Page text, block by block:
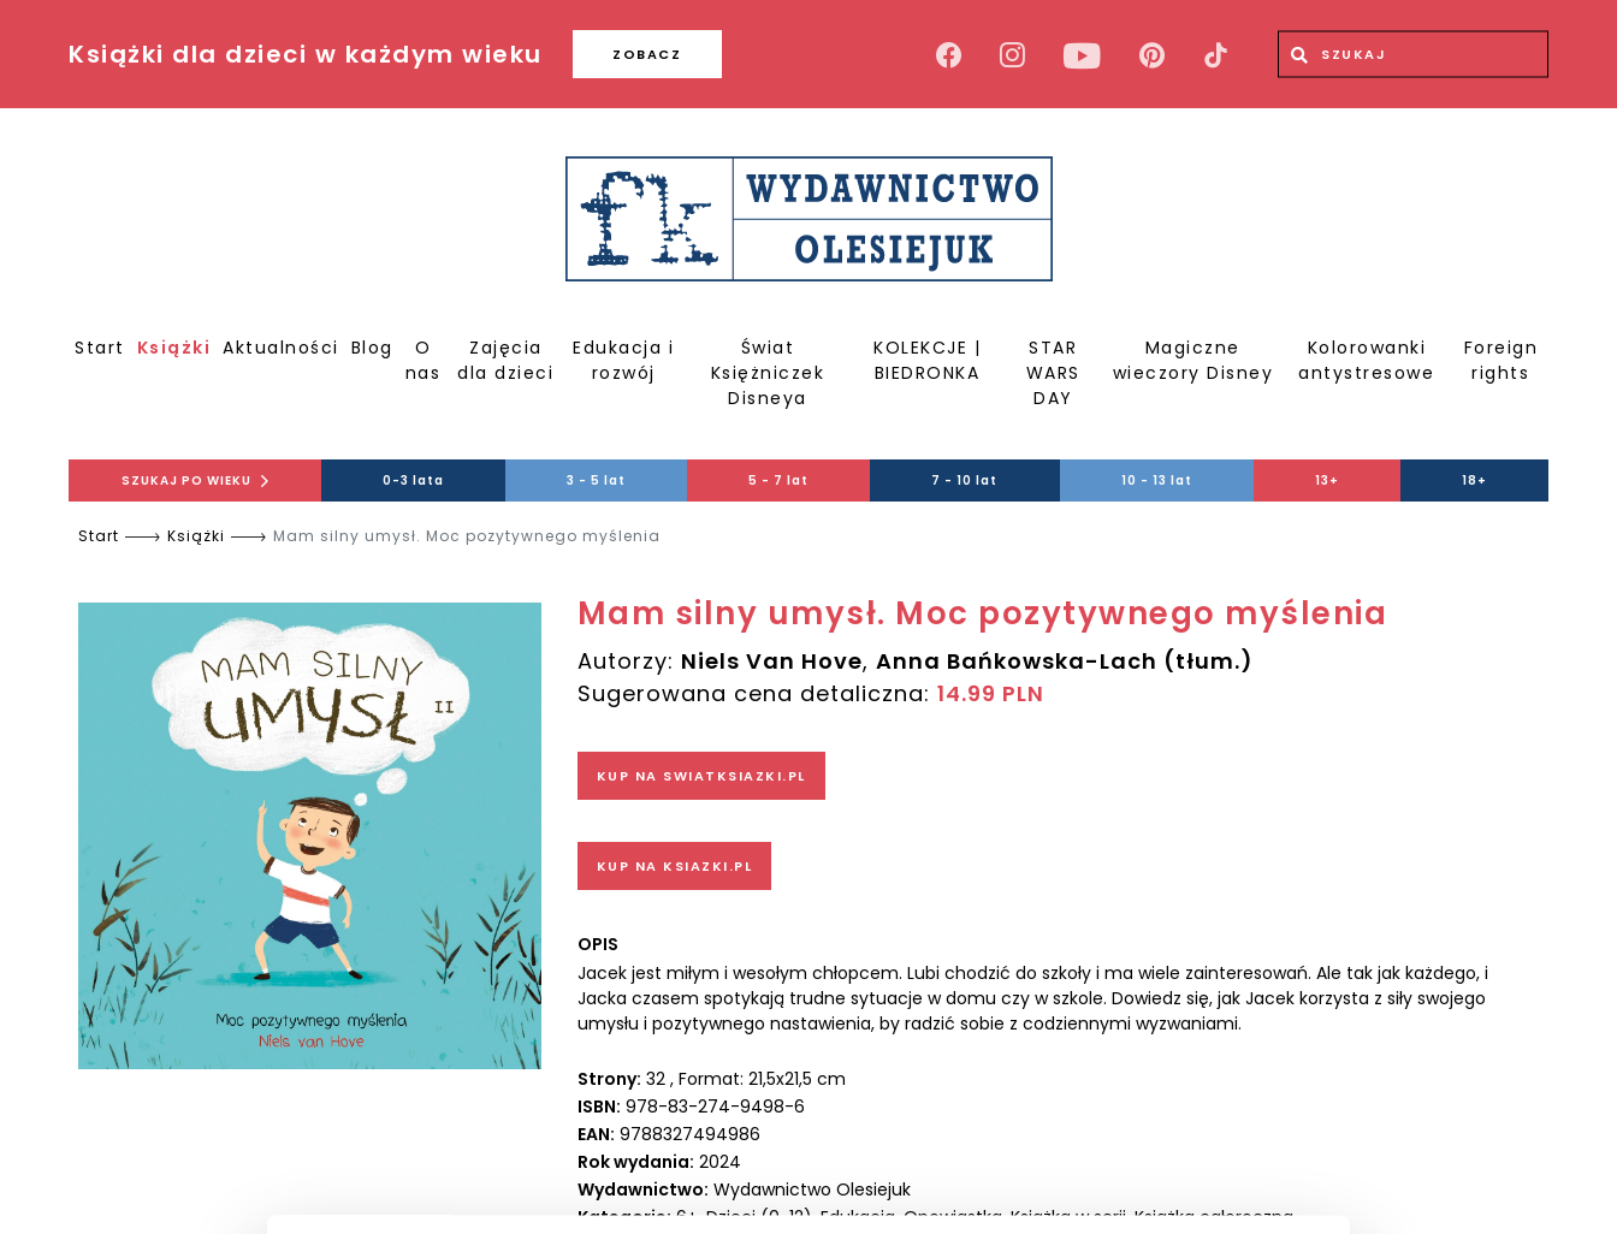
Książki dla dzieci w każdym wieku ZOBACZ Wyszukiwana fraza
Start Książki Aktualności Blog
O
nas
Zajęcia
dla dzieci
Edukacja i
rozwój
Świat
Księżniczek
Disneya
KOLEKCJE |
BIEDRONKA
STAR
WARS
DAY
Magiczne
wieczory Disney
Kolorowanki
antystresowe
Foreign
rights
SZUKAJ PO WIEKU 0-3 lata 3 - 5 lat 5 - 7 lat 7 - 10 lat 10 - 13 lat 13+ 18+
Start Książki Mam silny umysł. Moc pozytywnego myślenia
Mam silny umysł. Moc pozytywnego myślenia
Autorzy: Niels Van Hove, Anna Bańkowska-Lach (tłum.)
Sugerowana cena detaliczna: 14.99 PLN
KUP NA SWIATKSIAZKI.PL
KUP NA KSIAZKI.PL
OPIS
Jacek jest miłym i wesołym chłopcem. Lubi chodzić do szkoły i ma wiele zainteresowań. Ale tak jak każdego, i
Jacka czasem spotykają trudne sytuacje w domu czy w szkole. Dowiedz się, jak Jacek korzysta z siły swojego
umysłu i pozytywnego nastawienia, by radzić sobie z codziennymi wyzwaniami.
Strony: 32 , Format: 21,5x21,5 cm
ISBN: 978-83-274-9498-6
EAN: 9788327494986
Rok wydania: 2024
Wydawnictwo: Wydawnictwo Olesiejuk
Kategorie: 6+, Dzieci (0-12), Edukacja, Opowiastka, Książka w serii, Książka całoroczna